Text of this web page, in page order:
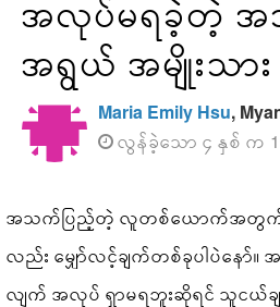
အလုပ်မရခဲ့တဲ့ အ
အရွယ် အမျိုးသား
Maria Emily Hsu,
လွန်ခဲ့သော ၄ နှစ် က
အသက်ပြည့်တဲ့ လူတစ်ယောက်အတွ
လည်း မျှော်လင့်ချက်တစ်ခုပါပဲနော်။
လျက် အလုပ် ရှာမရဘူးဆိုရင် သူငယ်